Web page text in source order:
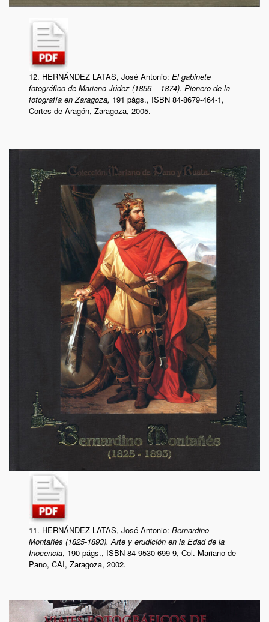
12. HERNÁNDEZ LATAS, José Antonio:El gabinete
fotográfico de Mariano Júdez (1856 – 1874). Pionero de la
fotografía en Zaragoza, 191 págs., ISBN 84-8679-464-1,
Cortes de Aragón, Zaragoza, 2005.
11. HERNÁNDEZ LATAS, José Antonio:Bernardino
Montañés (1825-1893). Arte y erudición en la Edad de la
Inocencia, 190 págs., ISBN 84-9530-699-9, Col. Mariano de
Pano, CAI, Zaragoza, 2002.